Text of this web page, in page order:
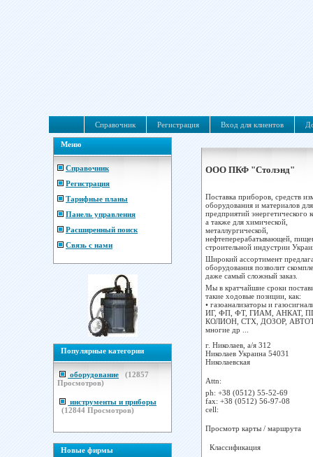
Справочник Регистрация Вход для клиентов
Меню
Справочник
Регистрация
Тарифные планы
Панель управления
Расширенный поиск
Связь с нами
Популярные категории
оборудование (12857
Просмотров)
инструменты и приборы
(12844 Просмотров)
Новые фирмы
ООО ПКФ "Столэнд"
Поставка приборов, средств
оборудования и материалов для
предприятий энергетического
а также для химической,
металлургической,
нефтеперерабатывающей,
строительной индустрии
Широкий ассортимент
оборудования позволит
даже самый сложный заказ.
Мы в кратчайшие сроки
такие ходовые позиции, как:
• газоанализаторы и
ИГ, ФП, ФТ, ГИАМ, АНКАТ,
КОЛИОН, СТХ, ДОЗОР,
многие др ...
г. Николаев, а/я 312
Николаев Украина 54031
Николаевская
Attn:
ph: +38 (0512) 55-52-69
fax: +38 (0512) 56-97-08
cell:
Просмотр карты / маршрута
Классификация